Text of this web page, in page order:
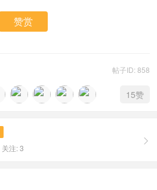
赞赏
帖子ID: 858
15赞

关注:3